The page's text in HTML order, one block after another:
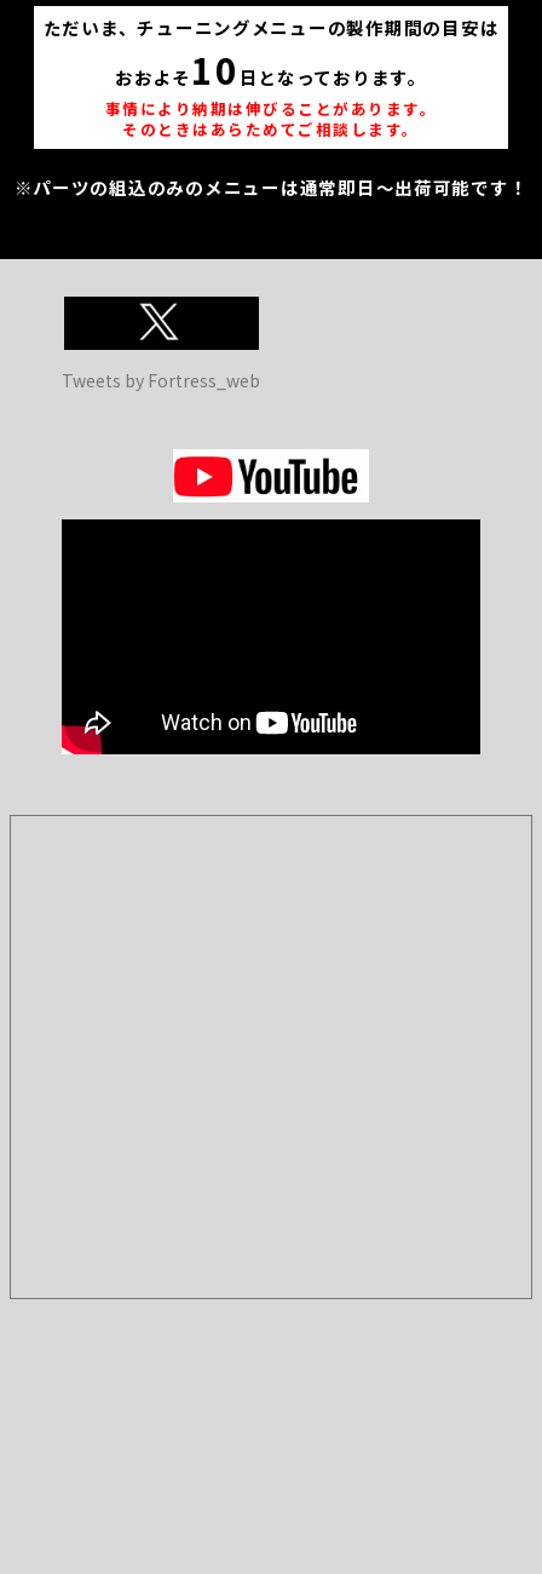
ただいま、チューニングメニューの製作期間の目安は
おおよそ 10 日となっております。
事情により納期は伸びることがあります。
そのときはあらためてご相談します。
※パーツの組込のみのメニューは通常即日～出荷可能です！
Tweets by Fortress_web